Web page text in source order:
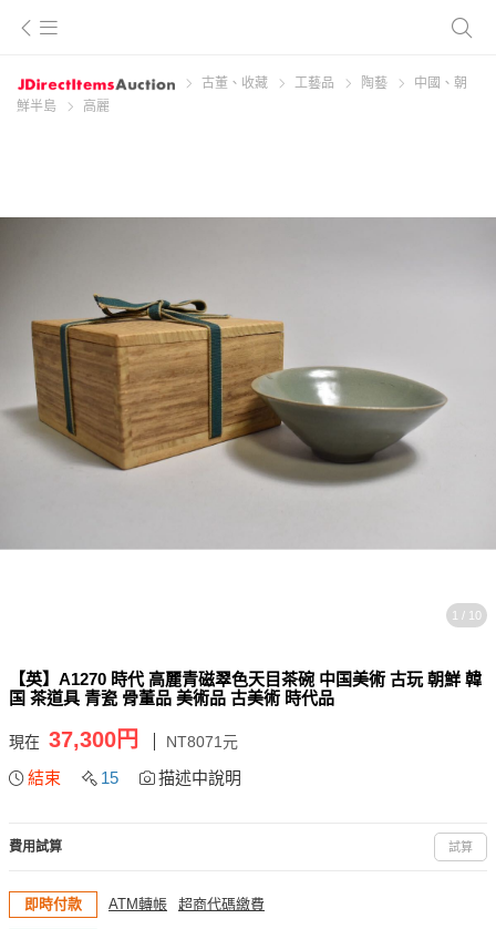
古董、收藏 工藝品 陶藝
中國、朝
鮮半島
高麗
1 / 10
【英】A1270 時代 高麗青磁翠色天目茶碗 中国美術 古玩 朝鮮 韓
国 茶道具 青瓷 骨董品 美術品 古美術 時代品
現在 37,300円 NT8071元
結束 15 描述中說明
費用試算 試算
即時付款 ATM轉帳 超商代碼繳費